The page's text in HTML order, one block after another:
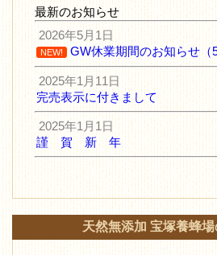
最新のお知らせ
2026年5月1日
NEW! GW休業期間のお知らせ（
2025年1月11日
完売表示に付きまして
2025年1月1日
謹 賀 新 年
天然無添加 宝塚養蜂